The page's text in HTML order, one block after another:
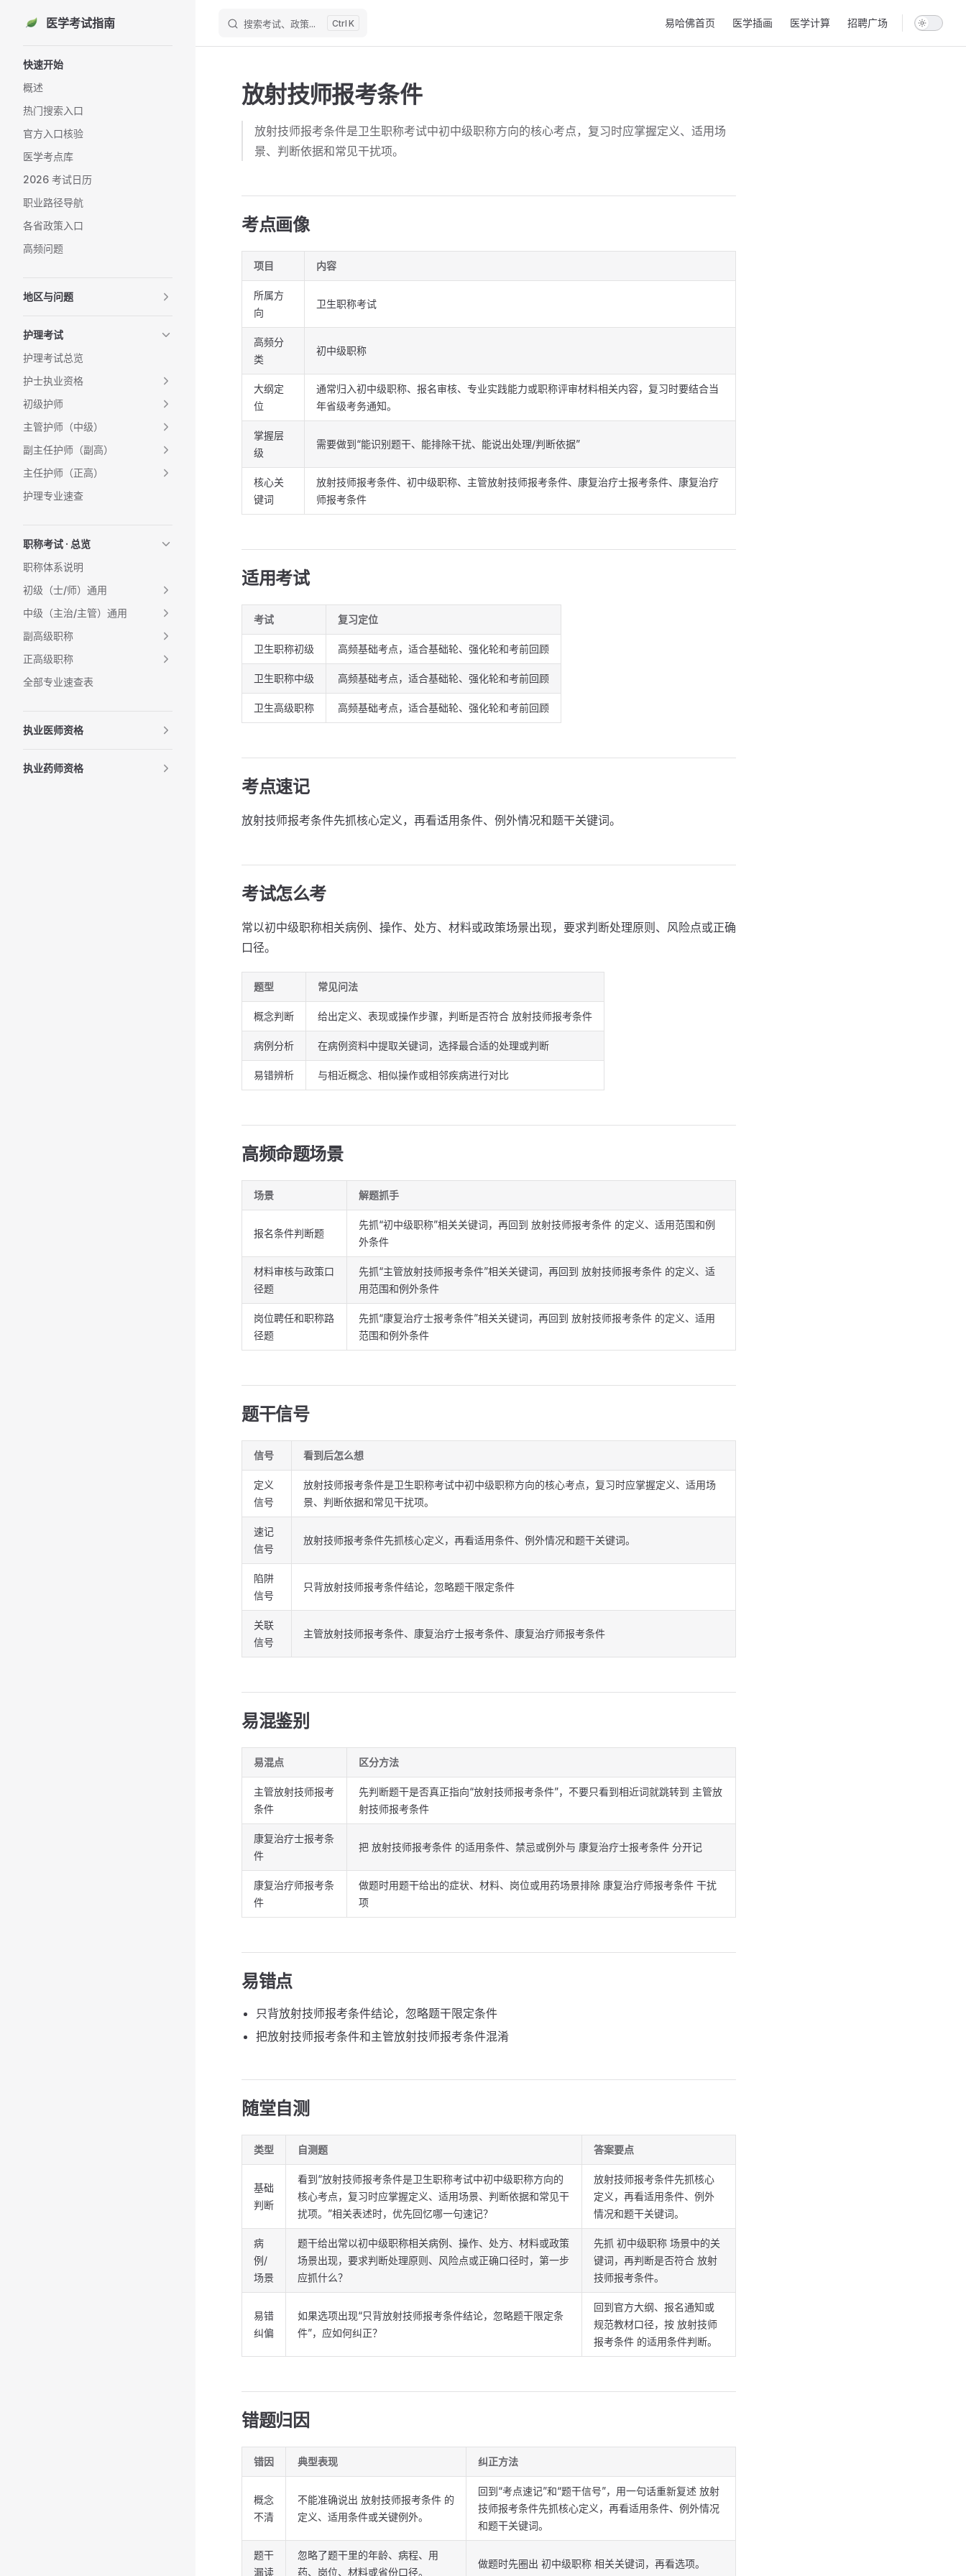
Skip to content
医学考试指南 搜索考试、政策... K 易哈佛首页 医学插画 医学计算 招聘广场
快速开始
概述
热门搜索入口
官方入口核验
医学考点库
2026 考试日历
职业路径导航
各省政策入口
高频问题
地区与问题
护理考试
护理考试总览
护士执业资格
初级护师
主管护师（中级）
副主任护师（副高）
主任护师（正高）
护理专业速查
职称考试 · 总览
职称体系说明
初级（士/师）通用
中级（主治/主管）通用
副高级职称
正高级职称
全部专业速查表
执业医师资格
执业药师资格
放射技师报考条件
放射技师报考条件是卫生职称考试中初中级职称方向的核心考点，复习时应掌握定义、适用场
景、判断依据和常见干扰项。
考点画像
项目 内容
所属方
向
卫生职称考试
高频分
类
初中级职称
大纲定
位
通常归入初中级职称、报名审核、专业实践能力或职称评审材料相关内容，复习时要结合当
年省级考务通知。
掌握层
级
需要做到“能识别题干、能排除干扰、能说出处理/判断依据”
核心关
键词
放射技师报考条件、初中级职称、主管放射技师报考条件、康复治疗士报考条件、康复治疗
师报考条件
适用考试
考试 复习定位
卫生职称初级 高频基础考点，适合基础轮、强化轮和考前回顾
卫生职称中级 高频基础考点，适合基础轮、强化轮和考前回顾
卫生高级职称 高频基础考点，适合基础轮、强化轮和考前回顾
考点速记
放射技师报考条件先抓核心定义，再看适用条件、例外情况和题干关键词。
考试怎么考
常以初中级职称相关病例、操作、处方、材料或政策场景出现，要求判断处理原则、风险点或正确
口径。
题型 常见问法
概念判断 给出定义、表现或操作步骤，判断是否符合 放射技师报考条件
病例分析 在病例资料中提取关键词，选择最合适的处理或判断
易错辨析 与相近概念、相似操作或相邻疾病进行对比
高频命题场景
场景 解题抓手
报名条件判断题
先抓“初中级职称”相关关键词，再回到 放射技师报考条件 的定义、适用范围和例
外条件
材料审核与政策口
径题
先抓“主管放射技师报考条件”相关关键词，再回到 放射技师报考条件 的定义、适
用范围和例外条件
岗位聘任和职称路
径题
先抓“康复治疗士报考条件”相关关键词，再回到 放射技师报考条件 的定义、适用
范围和例外条件
题干信号
信号 看到后怎么想
定义
信号
放射技师报考条件是卫生职称考试中初中级职称方向的核心考点，复习时应掌握定义、适用场
景、判断依据和常见干扰项。
速记
信号
放射技师报考条件先抓核心定义，再看适用条件、例外情况和题干关键词。
陷阱
信号
只背放射技师报考条件结论，忽略题干限定条件
关联
信号
主管放射技师报考条件、康复治疗士报考条件、康复治疗师报考条件
易混鉴别
易混点 区分方法
主管放射技师报考
条件
先判断题干是否真正指向“放射技师报考条件”，不要只看到相近词就跳转到 主管放
射技师报考条件
康复治疗士报考条
件
把 放射技师报考条件 的适用条件、禁忌或例外与 康复治疗士报考条件 分开记
康复治疗师报考条
件
做题时用题干给出的症状、材料、岗位或用药场景排除 康复治疗师报考条件 干扰
项
易错点
只背放射技师报考条件结论，忽略题干限定条件
把放射技师报考条件和主管放射技师报考条件混淆
随堂自测
类型 自测题 答案要点
基础
判断
看到“放射技师报考条件是卫生职称考试中初中级职称方向的
核心考点，复习时应掌握定义、适用场景、判断依据和常见干
扰项。”相关表述时，优先回忆哪一句速记？
放射技师报考条件先抓核心
定义，再看适用条件、例外
情况和题干关键词。
病
例/
场景
题干给出常以初中级职称相关病例、操作、处方、材料或政策
场景出现，要求判断处理原则、风险点或正确口径时，第一步
应抓什么？
先抓 初中级职称 场景中的关
键词，再判断是否符合 放射
技师报考条件。
易错
纠偏
如果选项出现“只背放射技师报考条件结论，忽略题干限定条
件”，应如何纠正？
回到官方大纲、报名通知或
规范教材口径，按 放射技师
报考条件 的适用条件判断。
错题归因
错因 典型表现 纠正方法
概念
不清
不能准确说出 放射技师报考条件 的
定义、适用条件或关键例外。
回到“考点速记”和“题干信号”，用一句话重新复述 放射
技师报考条件先抓核心定义，再看适用条件、例外情况
和题干关键词。
题干
漏读
忽略了题干里的年龄、病程、用
药、岗位、材料或省份口径。
做题时先圈出 初中级职称 相关关键词，再看选项。